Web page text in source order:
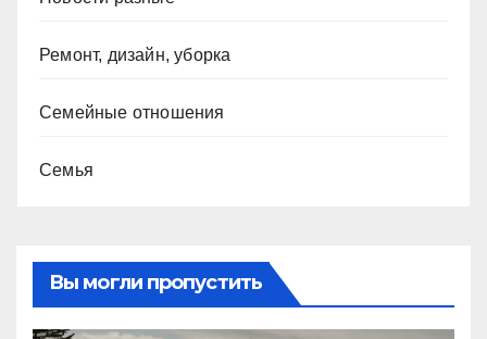
Ремонт, дизайн, уборка
Семейные отношения
Семья
Вы могли пропустить